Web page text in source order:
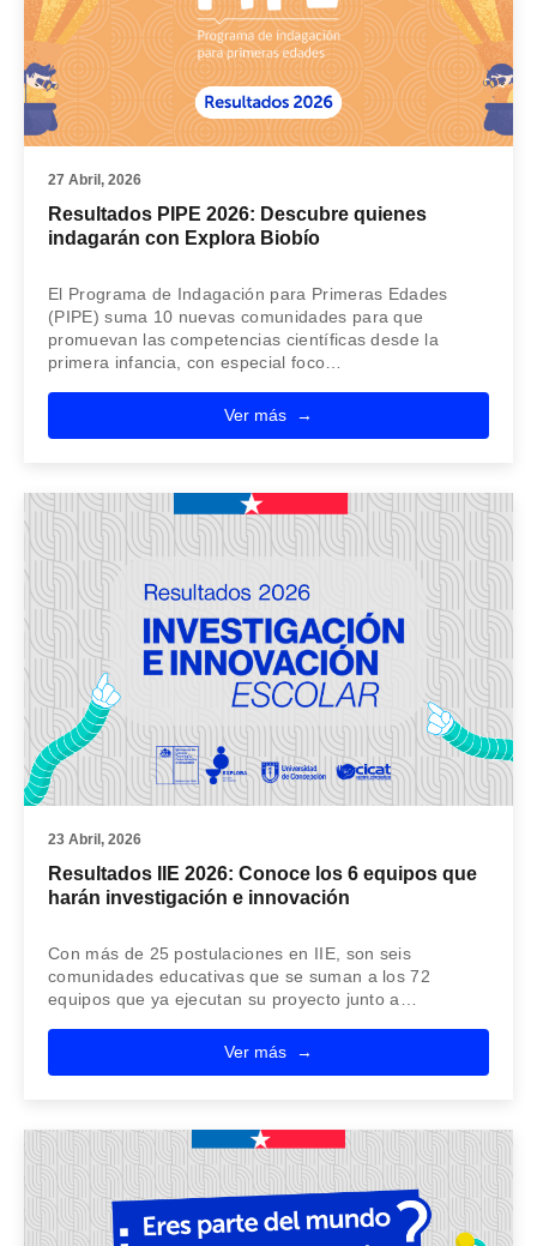
27 Abril, 2026
Resultados PIPE 2026: Descubre quienes
indagarán con Explora Biobío
El Programa de Indagación para Primeras Edades
(PIPE) suma 10 nuevas comunidades para que
promuevan las competencias científicas desde la
primera infancia, con especial foco…
Ver más
23 Abril, 2026
Resultados IIE 2026: Conoce los 6 equipos que
harán investigación e innovación
Con más de 25 postulaciones en IIE, son seis
comunidades educativas que se suman a los 72
equipos que ya ejecutan su proyecto junto a…
Ver más